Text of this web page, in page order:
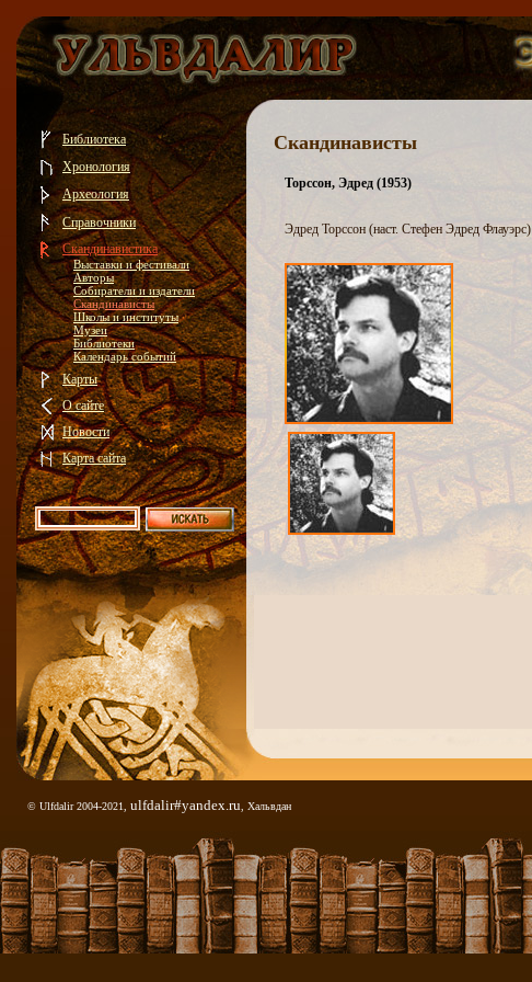
Библиотека
Хронология
Археология
Справочники
Скандинавистика
Выставки и фестивали
Авторы
Собиратели и издатели
Скандинависты
Школы и институты
Музеи
Библиотеки
Календарь событий
Карты
О сайте
Новости
Карта сайта
© Ulfdalir 2004-2021, ulfdalir#yandex.ru , Хальвдан
Скандинависты
Торссон, Эдред (1953)
Эдред Торссон (наст. Стефен Эдред Флауэрс)